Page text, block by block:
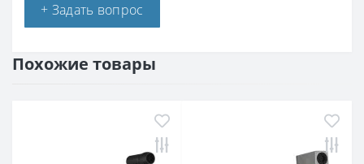
+ Задать вопрос
Похожие товары